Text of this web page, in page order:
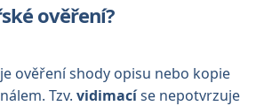
ověření?
ověření shody opisu nebo kopie
Tzv. vidimacíse nepotvrzuje